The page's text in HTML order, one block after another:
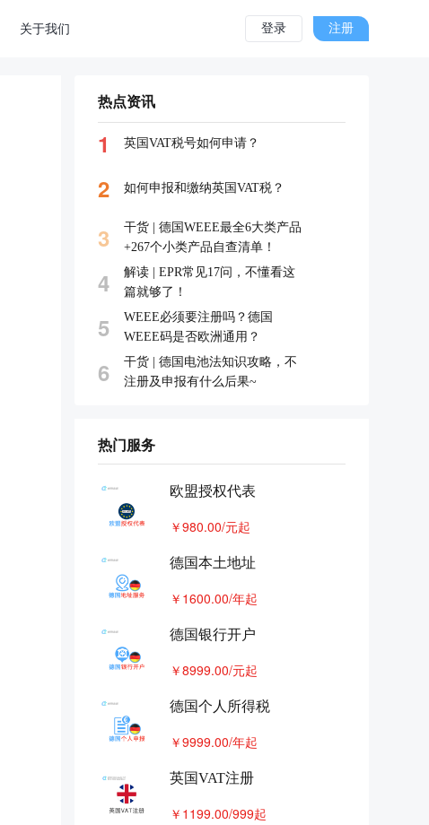
关于我们 登录 注册
热点资讯
1 英国VAT税号如何申请？
2 如何申报和缴纳英国VAT税？
3
干货 | 德国WEEE最全6大类产品
+267个小类产品自查清单！
4
解读 | EPR常见17问，不懂看这
篇就够了！
5
WEEE必须要注册吗？德国
WEEE码是否欧洲通用？
6
干货 | 德国电池法知识攻略，不
注册及申报有什么后果~
8 欧洲可以共用一个vat吗
德国VAT查税封号，是解封还是
重新申请VAT？
10
这笔账您一定要算清楚
热门服务
欧盟授权代表
￥980.00/元起
德国本土地址
￥1600.00/年起
德国银行开户
￥8999.00/元起
德国个人所得税
￥9999.00/年起
英国VAT注册
￥1199.00/999起